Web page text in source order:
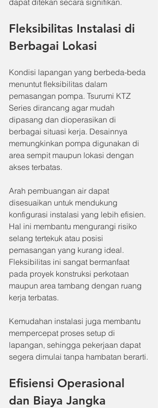
dapat ditekan secara signifikan.
Fleksibilitas Instalasi di
Berbagai Lokasi
Kondisi lapangan yang berbeda-beda
menuntut fleksibilitas dalam
pemasangan pompa. Tsurumi KTZ
Series dirancang agar mudah
dipasang dan dioperasikan di
berbagai situasi kerja. Desainnya
memungkinkan pompa digunakan di
area sempit maupun lokasi dengan
akses terbatas.
Arah pembuangan air dapat
disesuaikan untuk mendukung
konfigurasi instalasi yang lebih efisien.
Hal ini membantu mengurangi risiko
selang tertekuk atau posisi
pemasangan yang kurang ideal.
Fleksibilitas ini sangat bermanfaat
pada proyek konstruksi perkotaan
maupun area tambang dengan ruang
kerja terbatas.
Kemudahan instalasi juga membantu
mempercepat proses setup di
lapangan, sehingga pekerjaan dapat
segera dimulai tanpa hambatan berarti.
Efisiensi Operasional
dan Biaya Jangka